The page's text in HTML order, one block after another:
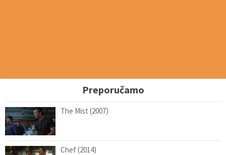
Preporučamo
The Mist (2007)
Chef (2014)